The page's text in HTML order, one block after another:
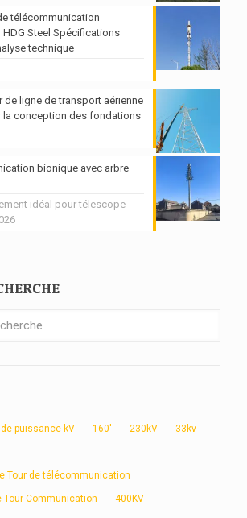
télécommunication
Steel Spécifications
technique
de ligne de transport aérienne
la conception des fondations
bionique avec arbre
idéal pour télescope
puissance kV 160' 230kV 33kv
Tour de télécommunication
Tour Communication 400KV